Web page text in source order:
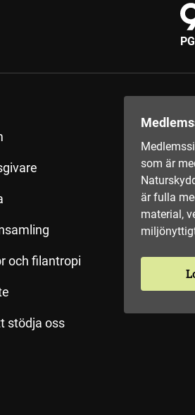
och filantropi
stödja oss
som är
är fulla
material,